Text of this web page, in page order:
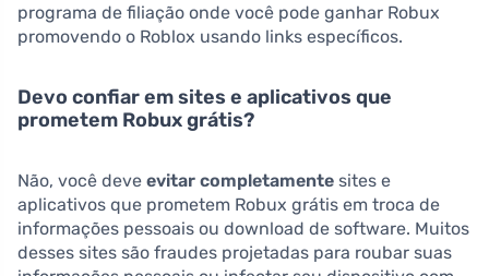
programa de filiação onde você pode ganhar Robux
promovendo o Roblox usando links específicos.
Devo confiar em sites e aplicativos que
prometem Robux grátis?
Não, você deve evitar completamente sites e
aplicativos que prometem Robux grátis em troca de
informações pessoais ou download de software. Muitos
desses sites são fraudes projetadas para roubar suas